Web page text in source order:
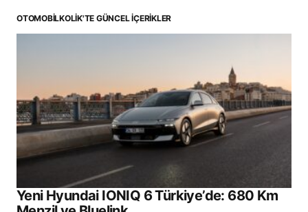
OTOMOBILKOLIK'TE GÜNCEL İÇERIKLER
Yeni Hyundai IONIQ 6 Türkiye’de: 680 Km